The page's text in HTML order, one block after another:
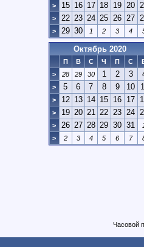
> 15 16 17 18 19 20
> 22 23 24 25 26 27
> 29 30 1 2 3 4
Октябрь 2020
П В С Ч П С
>
28 29 30 1 2 3
> 5 6 7 8 9 10
> 12 13 14 15 16 17
> 19 20 21 22 23 24
> 26 27 28 29 30 31
>
2 3 4 5 6 7
Часовой